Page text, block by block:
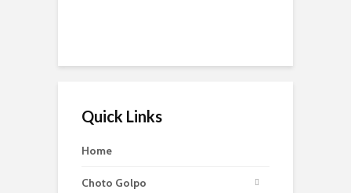
Quick Links
Home
Choto Golpo